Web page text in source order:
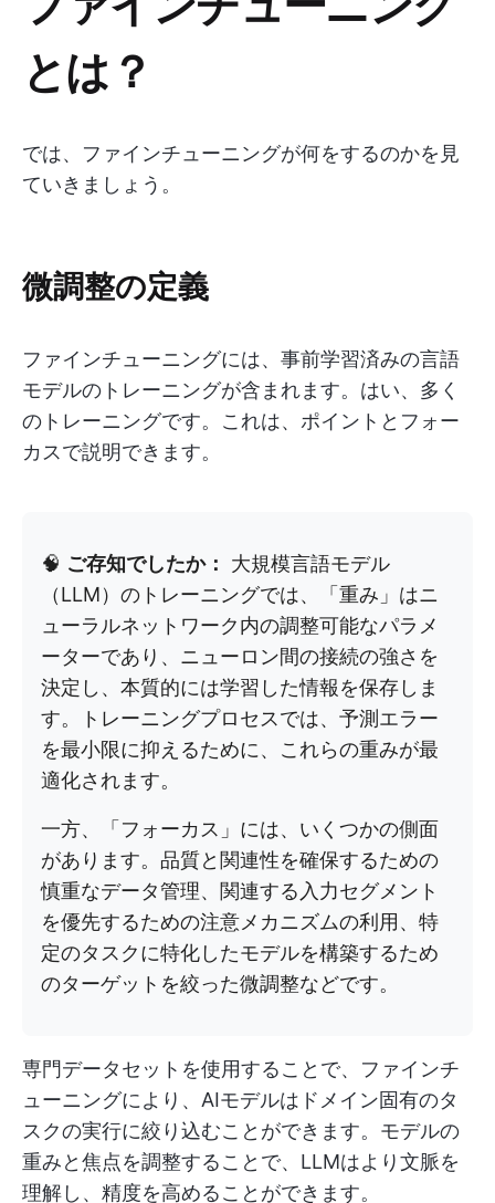
とは？
では、ファインチューニングが何をするのかを見
ていきましょう。
微調整の定義
ファインチューニングには、事前学習済みの言語
モデルのトレーニングが含まれます。はい、多く
のトレーニングです。これは、ポイントとフォー
カスで説明できます。
🧠 ご存知でしたか：
大規模言語モデル
（LLM）のトレーニングでは、「重み」はニ
ューラルネットワーク内の調整可能なパラメ
ーターであり、ニューロン間の接続の強さを
決定し、本質的には学習した情報を保存しま
す。トレーニングプロセスでは、予測エラー
を最小限に抑えるために、これらの重みが最
適化されます。
一方、「フォーカス」には、いくつかの側面
があります。品質と関連性を確保するための
慎重なデータ管理、関連する入力セグメント
を優先するための注意メカニズムの利用、特
定のタスクに特化したモデルを構築するため
のターゲットを絞った微調整などです。
専門データセットを使用することで、ファインチ
ューニングにより、AIモデルはドメイン固有のタ
スクの実行に絞り込むことができます。モデルの
重みと焦点を調整することで、LLMはより文脈を
理解し、精度を高めることができます。